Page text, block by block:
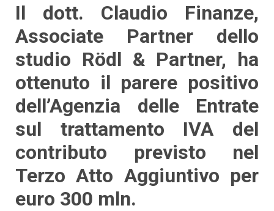
Il dott. Claudio Finanze,
Associate Partner dello
studio Rödl & Partner, ha
ottenuto il parere positivo
dell’Agenzia delle Entrate
sul trattamento IVA del
contributo previsto nel
Terzo Atto Aggiuntivo per
euro 300 mln.